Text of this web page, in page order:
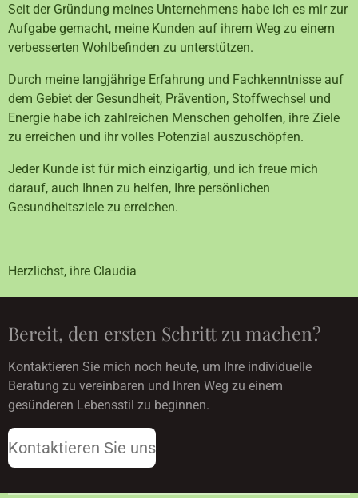
Seit der Gründung meines Unternehmens habe ich es mir zur
Aufgabe gemacht, meine Kunden auf ihrem Weg zu einem
verbesserten Wohlbefinden zu unterstützen.
Durch meine langjährige Erfahrung und Fachkenntnisse auf
dem Gebiet der Gesundheit, Prävention, Stoffwechsel und
Energie habe ich zahlreichen Menschen geholfen, ihre Ziele
zu erreichen und ihr volles Potenzial auszuschöpfen.
Jeder Kunde ist für mich einzigartig, und ich freue mich
darauf, auch Ihnen zu helfen, Ihre persönlichen
Gesundheitsziele zu erreichen.
Herzlichst, ihre Claudia
Bereit, den ersten Schritt zu machen?
Kontaktieren Sie mich noch heute, um Ihre individuelle
Beratung zu vereinbaren und Ihren Weg zu einem
gesünderen Lebensstil zu beginnen.
Kontaktieren Sie uns